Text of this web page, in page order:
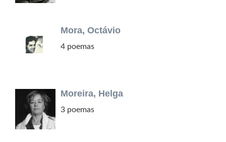
Mora, Octávio
4 poemas
Moreira, Helga
3 poemas